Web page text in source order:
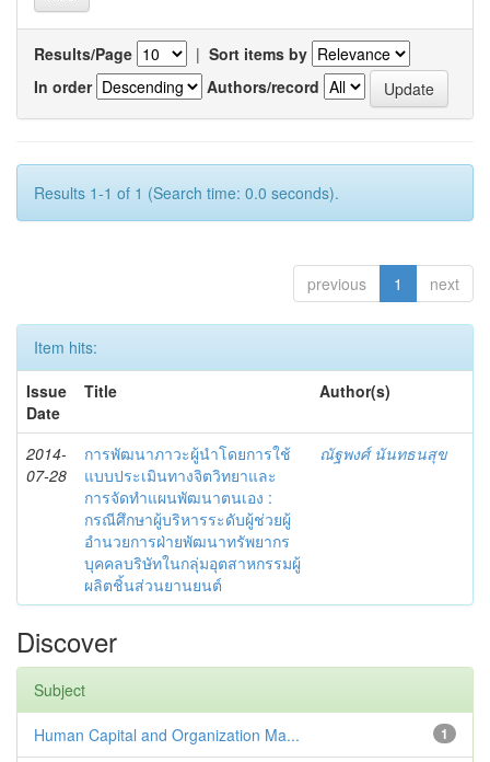
Results/Page | Sort items by
In order
Authors/record
Results 1-1 of 1 (Search time: 0.0 seconds).
previous 1 next
Item hits:
Issue
Date
Title Author(s)
2014-
07-28
การพัฒนาภาวะผู้นำโดยการใช้
แบบประเมินทางจิตวิทยาและ
การจัดทำแผนพัฒนาตนเอง :
กรณีศึกษาผู้บริหารระดับผู้ช่วยผู้
อำนวยการฝ่ายพัฒนาทรัพยากร
บุคคลบริษัทในกลุ่มอุตสาหกรรมผู้
ผลิตชิ้นส่วนยานยนต์
ณัฐพงศ์ นันทธนสุข
Discover
Subject
1
Human Capital and Organization Ma...